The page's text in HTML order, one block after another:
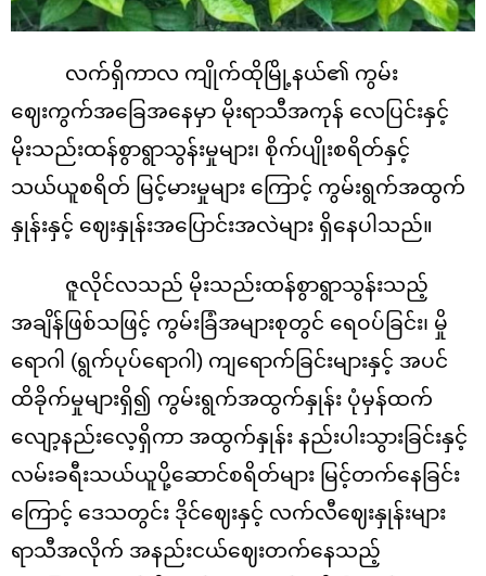
လက်ရှိကာလ ကျိုက်ထိုမြို့နယ်၏ ကွမ်း
ဈေးကွက်အခြေအနေမှာ မိုးရာသီအကုန် လေပြင်းနှင့်
မိုးသည်းထန်စွာရွာသွန်းမှုများ၊ စိုက်ပျိုးစရိတ်နှင့်
သယ်ယူစရိတ် မြင့်မားမှုများ ကြောင့် ကွမ်းရွက်အထွက်
နှုန်းနှင့် ဈေးနှုန်းအပြောင်းအလဲများ ရှိနေပါသည်။
ဇူလိုင်လသည် မိုးသည်းထန်စွာရွာသွန်းသည့်
အချိန်ဖြစ်သဖြင့် ကွမ်းခြံအများစုတွင် ရေဝပ်ခြင်း၊ မှို
ရောဂါ (ရွက်ပုပ်ရောဂါ) ကျရောက်ခြင်းများနှင့် အပင်
ထိခိုက်မှုများရှိ၍ ကွမ်းရွက်အထွက်နှုန်း ပုံမှန်ထက်
လျော့နည်းလေ့ရှိကာ အထွက်နှုန်း နည်းပါးသွားခြင်းနှင့်
လမ်းခရီးသယ်ယူပို့ဆောင်စရိတ်များ မြင့်တက်နေခြင်း
ကြောင့် ဒေသတွင်း ဒိုင်ဈေးနှင့် လက်လီဈေးနှုန်းများ
ရာသီအလိုက် အနည်းငယ်ဈေးတက်နေသည့်